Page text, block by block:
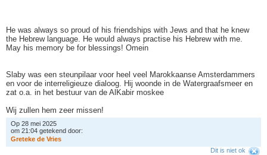
He was always so proud of his friendships with Jews and that he knew
the Hebrew language. He would always practise his Hebrew with me.
May his memory be for blessings! Omein
Slaby was een steunpilaar voor heel veel Marokkaanse Amsterdammers
en voor de interreligieuze dialoog. Hij woonde in de Watergraafsmeer en
zat o.a. in het bestuur van de AlKabir moskee
Wij zullen hem zeer missen!
Op 28 mei 2025
om 21:04 getekend door:
Greteke de Vries
Dit is niet ok